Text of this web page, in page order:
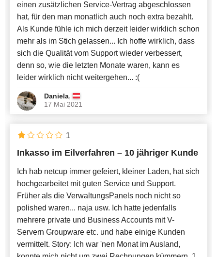
einen zusätzlichen Service-Vertrag abgeschlossen
hat, für den man monatlich auch noch extra bezahlt.
Als Kunde fühle ich mich derzeit leider wirklich schon
mehr als im Stich gelassen... Ich hoffe wirklich, dass
sich die Qualität vom Support wieder verbessert,
denn so, wie die letzten Monate waren, kann es
leider wirklich nicht weitergehen... :(
Daniela,
17 Mai 2021
Inkasso im Eilverfahren – 10 jähriger Kunde
Ich hab netcup immer gefeiert, kleiner Laden, hat sich
hochgearbeitet mit guten Service und Support.
Früher als die VerwaltungsPanels noch nicht so
polished waren... naja usw. Ich hatte jedenfalls
mehrere private und Business Accounts mit V-
Servern Groupware etc. und habe einige Kunden
vermittelt. Story: Ich war 'nen Monat im Ausland,
1